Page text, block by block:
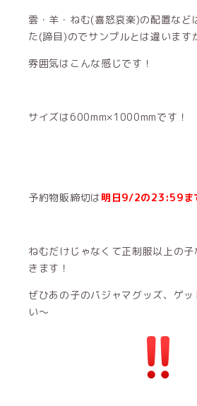
雲・羊・ねむ(喜怒哀楽)の配置など
た(諦目)のでサンプルとは違います
雰囲気はこんな感じです！
サイズは600mm×1000mmです！
予約物販締切は 明日9/2の23:59ま
ねむだけじゃなくて正制服以上の
きます！
ぜひあの子のパジャマグッズ、ゲ
い〜